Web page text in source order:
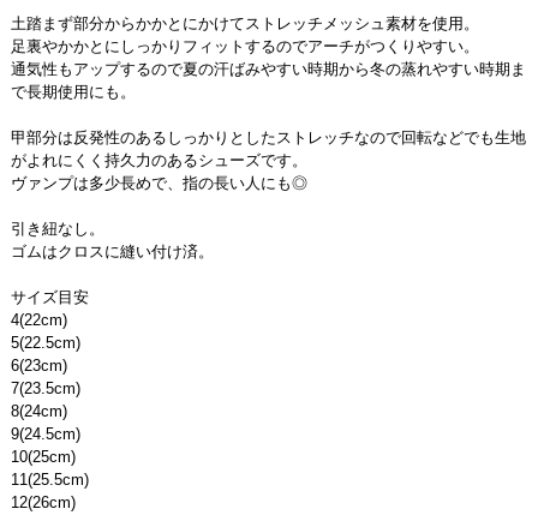
土踏まず部分からかかとにかけてストレッチメッシュ素材を使用。
足裏やかかとにしっかりフィットするのでアーチがつくりやすい。
通気性もアップするので夏の汗ばみやすい時期から冬の蒸れやすい時期ま
で長期使用にも。
甲部分は反発性のあるしっかりとしたストレッチなので回転などでも生地
がよれにくく持久力のあるシューズです。
ヴァンプは多少長めで、指の長い人にも◎
引き紐なし。
ゴムはクロスに縫い付け済。
サイズ目安
4(22cm)
5(22.5cm)
6(23cm)
7(23.5cm)
8(24cm)
9(24.5cm)
10(25cm)
11(25.5cm)
12(26cm)